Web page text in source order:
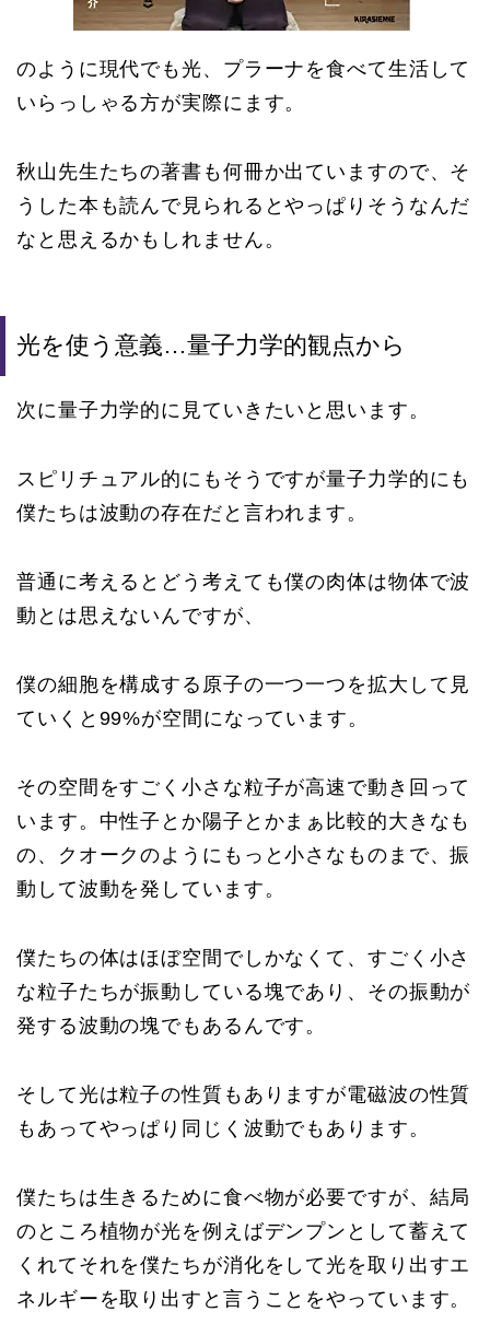
のように現代でも光、プラーナを食べて生活して
いらっしゃる方が実際にます。
秋山先生たちの著書も何冊か出ていますので、そ
うした本も読んで見られるとやっぱりそうなんだ
なと思えるかもしれません。
光を使う意義…量子力学的観点から
次に量子力学的に見ていきたいと思います。
スピリチュアル的にもそうですが量子力学的にも
僕たちは波動の存在だと言われます。
普通に考えるとどう考えても僕の肉体は物体で波
動とは思えないんですが、
僕の細胞を構成する原子の一つ一つを拡大して見
ていくと99%が空間になっています。
その空間をすごく小さな粒子が高速で動き回って
います。中性子とか陽子とかまぁ比較的大きなも
の、クオークのようにもっと小さなものまで、振
動して波動を発しています。
僕たちの体はほぼ空間でしかなくて、すごく小さ
な粒子たちが振動している塊であり、その振動が
発する波動の塊でもあるんです。
そして光は粒子の性質もありますが電磁波の性質
もあってやっぱり同じく波動でもあります。
僕たちは生きるために食べ物が必要ですが、結局
のところ植物が光を例えばデンプンとして蓄えて
くれてそれを僕たちが消化をして光を取り出すエ
ネルギーを取り出すと言うことをやっています。